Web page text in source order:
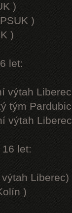
)
)
)
let:
výtah
tým
výtah
let:
Liberec)
)